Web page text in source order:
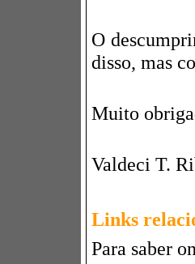
O
disso, mas
Muito
Valdeci T.
Links
Para saber